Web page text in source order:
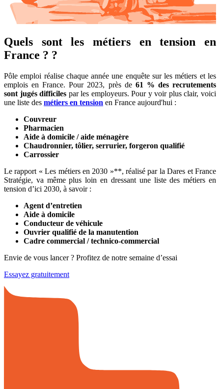
Quels sont les métiers en tension en
France ? ?
Pôle emploi réalise chaque année une enquête sur les métiers et les
emplois en France. Pour 2023, près de 61 % des recrutements
sont jugés difficiles par les employeurs. Pour y voir plus clair, voici
une liste des métiers en tension en France aujourd'hui :
Couvreur
Pharmacien
Aide à domicile / aide ménagère
Chaudronnier, tôlier, serrurier, forgeron qualifié
Carrossier
Le rapport « Les métiers en 2030 »**, réalisé par la Dares et France
Stratégie, va même plus loin en dressant une liste des métiers en
tension d’ici 2030, à savoir :
Agent d’entretien
Aide à domicile
Conducteur de véhicule
Ouvrier qualifié de la manutention
Cadre commercial / technico-commercial
Envie de vous lancer ? Profitez de notre semaine d’essai
Essayez gratuitement